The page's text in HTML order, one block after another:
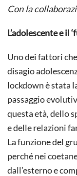
Con la
L’adolescente e il
Uno dei fattori
disagio
lockdown è stata
passaggio
questa età, dello
e delle relazioni
La funzione del
perché nei
dall’esterno e